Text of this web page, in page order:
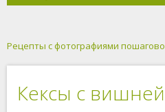
Рецепты с фотографиями пошагово
Кексы с вишней